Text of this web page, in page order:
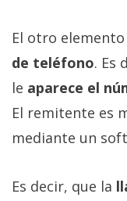
El otro elemento
de teléfono. Es
le aparece el
El remitente es
mediante un
Es decir, que la